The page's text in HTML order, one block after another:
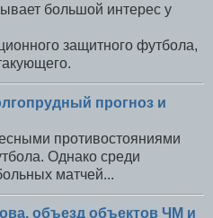
большой интерес у
защитного футбола,
прогноз и
противостояниями
Однако среди
матчей...
объезд объектов ЧМ и